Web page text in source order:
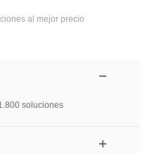
al mejor precio
soluciones